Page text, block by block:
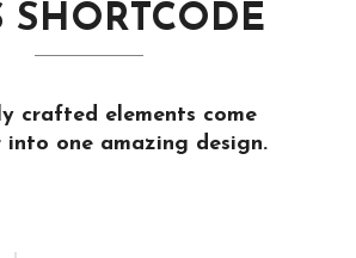
SHORTCODE
crafted elements come
one amazing design.